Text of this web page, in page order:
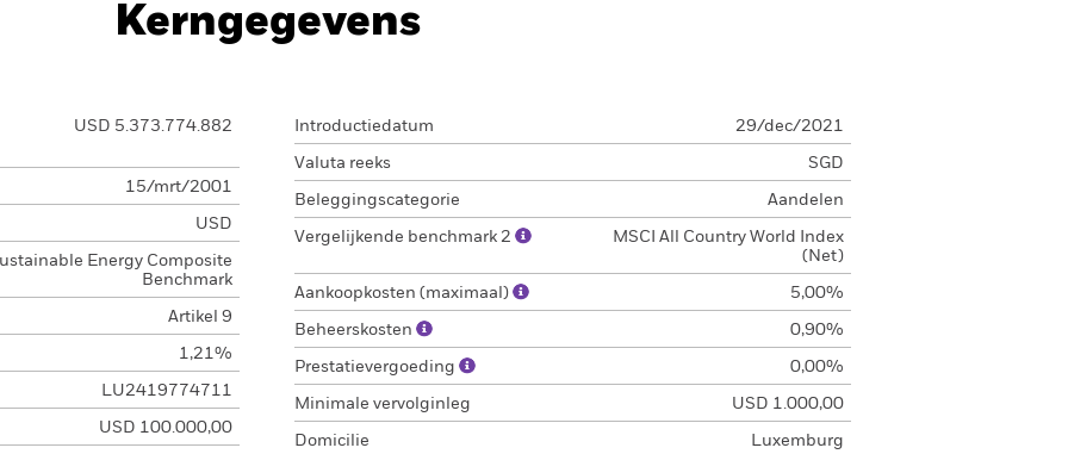
Kerngegevens
USD 5.373.774.882
15/mrt/2001
USD
Energy Composite
Benchmark
Artikel 9
1,21%
LU2419774711
USD 100.000,00
Introductiedatum 29/dec/2021
Valuta reeks SGD
Beleggingscategorie Aandelen
Vergelijkende benchmark 2
MSCI All Country World Index
(Net)
Aankoopkosten (maximaal) 5,00%
Beheerskosten 0,90%
Prestatievergoeding 0,00%
Minimale vervolginleg USD 1.000,00
Domicilie Luxemburg